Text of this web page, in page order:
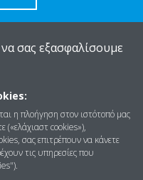
να σας εξασφαλίσουμε
η πλοήγηση στον ιστότοπό μας
(«ελάχιαστ cookies»),
σας επιτρέπουν να κάνετε
τις υπηρεσίες που